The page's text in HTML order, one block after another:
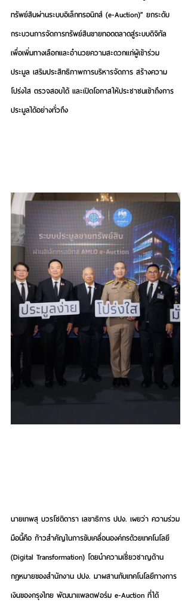
ทรัพย์สินผ่านระบบอิเล็กทรอนิกส์ (e-Auction)” ยกระดับ
กระบวนการจัดการทรัพย์สินขายทอดตลาดสู่ระบบดิจิทัล
เพื่อเพิ่มทางเลือกและอำนวยความสะดวกแก่ผู้เข้าร่วม
ประมูล เสริมประสิทธิภาพการบริหารจัดการ สร้างความ
โปร่งใส ตรวจสอบได้ และเปิดโอกาสให้ประชาชนเข้าถึงการ
ประมูลได้อย่างทั่วถึง
นายเทพสุ บวรโชติดารา เลขาธิการ ปปง. เผยว่า ความร่วม
มือนี้คือ ก้าวสำคัญในการขับเคลื่อนองค์กรด้วยเทคโนโลยี
(Digital Transformation) โดยนำความเชี่ยวชาญด้าน
กฎหมายของสำนักงาน ปปง. มาผสานกับเทคโนโลยีทางการ
เงินของกรุงไทย พัฒนาแพลตฟอร์ม e-Auction ที่ได้